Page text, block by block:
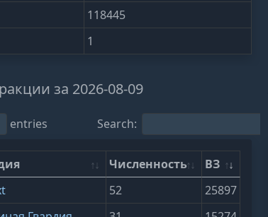
118445
1
за 2026-08-09
entries Search:
Численность
ВЗ
52
25897